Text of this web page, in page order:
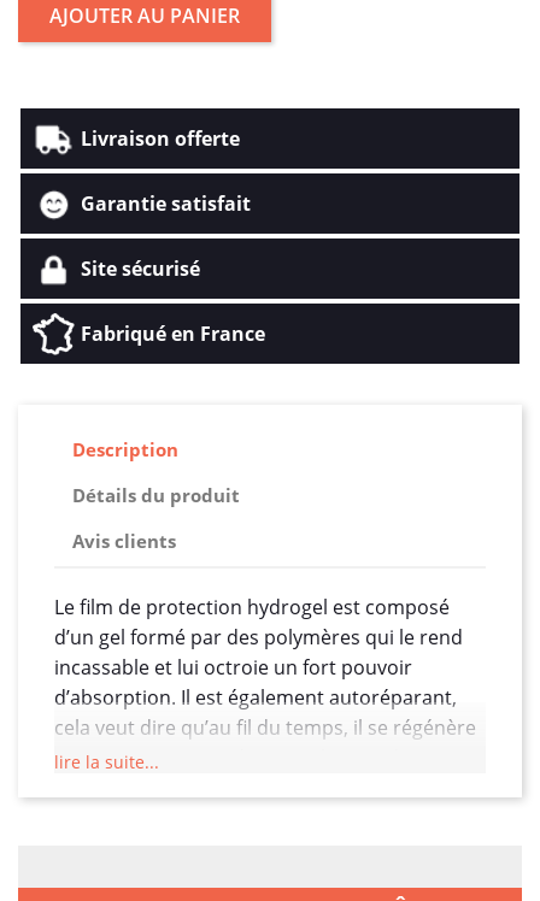
AJOUTER AU PANIER
Livraison offerte
Garantie satisfait
Site sécurisé
Fabriqué en France
Description
Détails du produit
Avis clients
Le film de protection hydrogel est composé
d’un gel formé par des polymères qui le rend
incassable et lui octroie un fort pouvoir
d’absorption. Il est également autoréparant,
cela veut dire qu’au fil du temps, il se régénère
pour retrouver son état initial. Dites donc
lire la suite...